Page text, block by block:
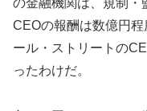
の金融機関は、規制・
CEOの報酬は数億円
ール・ストリートの
ったわけだ。